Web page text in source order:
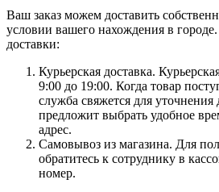
Ваш заказ можем доставить
условии вашего нахождения в
доставки:
Курьерская доставка.
9:00 до 19:00. Когда товар
служба свяжется для
предложит выбрать удобное
адрес.
Самовывоз из магазина. Для
обратитесь к сотруднику в
номер.